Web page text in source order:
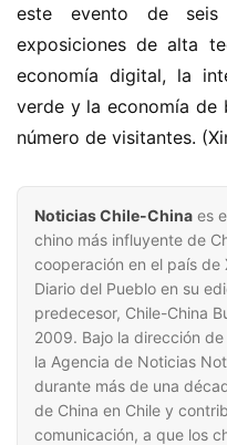
este evento de
exposiciones de alta
economía digital, la
verde y la economía de
número de visitantes.
Noticias Chile-China es
chino más influyente de
cooperación en el país
Diario del Pueblo en su
predecesor, Chile-China
2009. Bajo la dirección
la Agencia de Noticias
durante más de una
de China en Chile y
comunicación, a que los